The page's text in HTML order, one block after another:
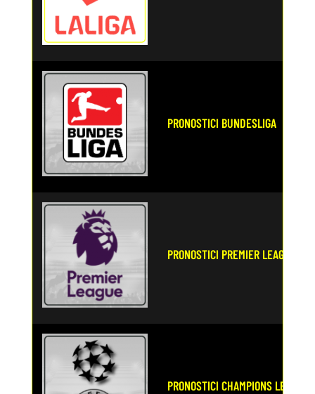
PRONOSTICI BUNDESLIGA
PRONOSTICI PREMIER LEAGUE
PRONOSTICI CHAMPIONS LEAGUE